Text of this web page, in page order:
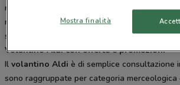
nel nostro territorio, è immediatamente
riferimento per numerosi italiani, grazie anche
sul volantino e al distintivo rapporto qualità
Volantino Aldi con offerte e promozioni
Il volantino Aldi è di semplice consultazione
sono raggruppate per categoria
Mostra finalità